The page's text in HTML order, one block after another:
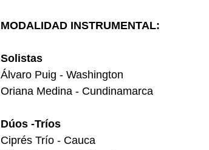
MODALIDAD INSTRUMENTAL:
Solistas
Álvaro Puig - Washington
Oriana Medina - Cundinamarca
Dúos -Tríos
Ciprés Trío - Cauca